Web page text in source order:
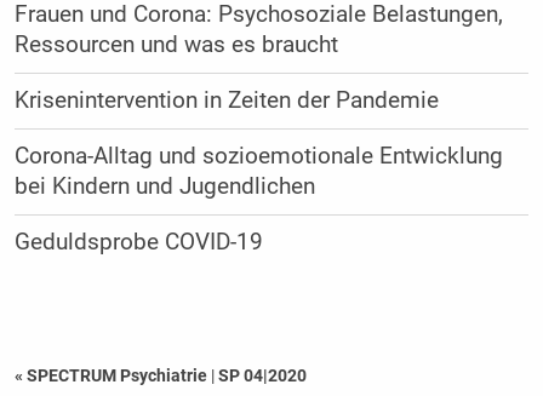
Frauen und Corona: Psychosoziale Belastungen,
Ressourcen und was es braucht
Krisenintervention in Zeiten der Pandemie
Corona-Alltag und sozioemotionale Entwicklung
bei Kindern und Jugendlichen
Geduldsprobe COVID-19
« SPECTRUM Psychiatrie |SP 04|2020